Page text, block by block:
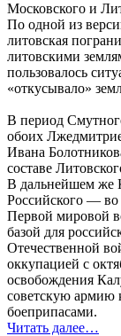
Московского и
По одной из
литовская
литовскими
пользовалось
«откусывало»
В период
обоих
Ивана
составе
В дальнейшем же
Российского — во
Первой мировой
базой для
Отечественной
оккупацией с
освобождения
советскую армию
боеприпасами.
Читать далее…